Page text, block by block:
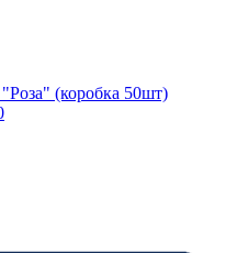
(коробка 50шт)